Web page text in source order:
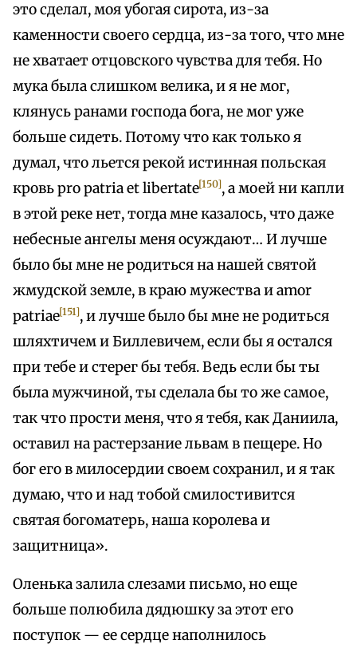
это сделал, моя убогая сирота, из-за
каменности своего сердца, из-за того, что мне
не хватает отцовского чувства для тебя. Но
мука была слишком велика, и я не мог,
клянусь ранами господа бога, не мог уже
больше сидеть. Потому что как только я
думал, что льется рекой истинная польская
кровь pro patria et libertate[150], а моей ни капли
в этой реке нет, тогда мне казалось, что даже
небесные ангелы меня осуждают… И лучше
было бы мне не родиться на нашей святой
жмудской земле, в краю мужества и amor
patriae[151], и лучше было бы мне не родиться
шляхтичем и Биллевичем, если бы я остался
при тебе и стерег бы тебя. Ведь если бы ты
была мужчиной, ты сделала бы то же самое,
так что прости меня, что я тебя, как Даниила,
оставил на растерзание львам в пещере. Но
бог его в милосердии своем сохранил, и я так
думаю, что и над тобой смилостивится
святая богоматерь, наша королева и
защитница».
Оленька залила слезами письмо, но еще
больше полюбила дядюшку за этот его
поступок — ее сердце наполнилось